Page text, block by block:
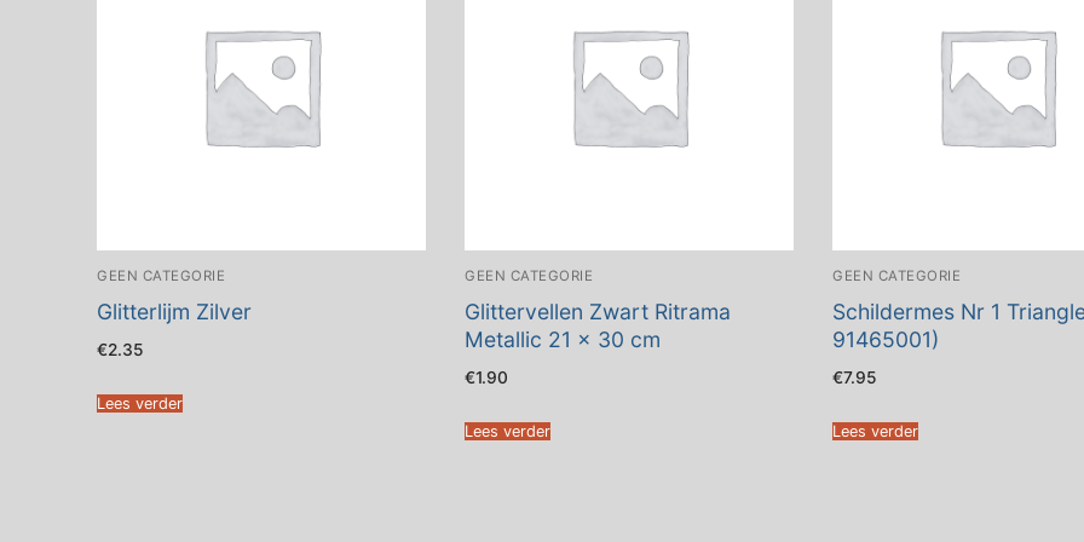
GEEN CATEGORIE
Glitterlijm Zilver
€2.35
Lees verder
GEEN CATEGORIE
Glittervellen Zwart Ritrama
Metallic 21 x 30 cm
€1.90
Lees verder
GEEN CATEGORIE
Schildermes Nr 1
91465001)
€7.95
Lees verder